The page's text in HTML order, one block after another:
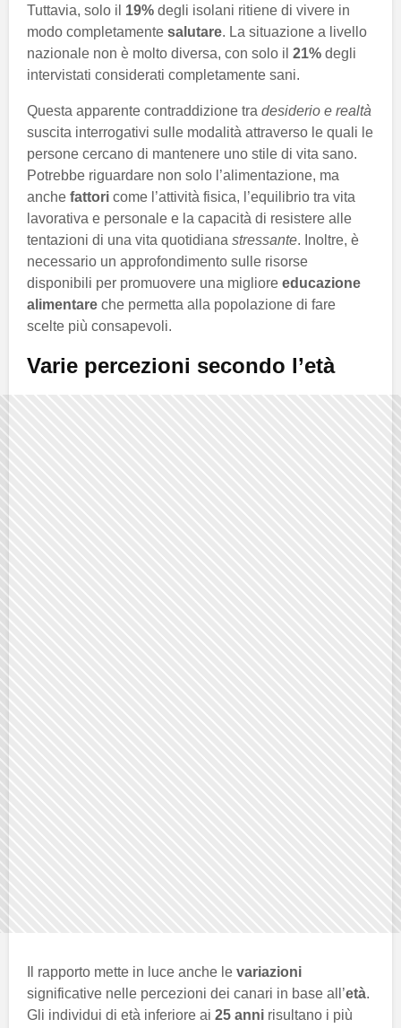
Tuttavia, solo il 19% degli isolani ritiene di vivere in
modo completamente salutare. La situazione a livello
nazionale non è molto diversa, con solo il 21% degli
intervistati considerati completamente sani.
Questa apparente contraddizione tra desiderio e realtà
suscita interrogativi sulle modalità attraverso le quali le
persone cercano di mantenere uno stile di vita sano.
Potrebbe riguardare non solo l’alimentazione, ma
anche fattori come l’attività fisica, l’equilibrio tra vita
lavorativa e personale e la capacità di resistere alle
tentazioni di una vita quotidiana stressante. Inoltre, è
necessario un approfondimento sulle risorse
disponibili per promuovere una migliore educazione
alimentare che permetta alla popolazione di fare
scelte più consapevoli.
Varie percezioni secondo l’età
Il rapporto mette in luce anche le variazioni
significative nelle percezioni dei canari in base all’età.
Gli individui di età inferiore ai 25 anni risultano i più